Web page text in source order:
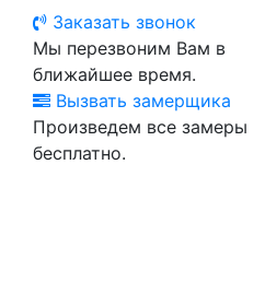
Заказать звонок
Мы перезвоним Вам в
ближайшее время.
Вызвать замерщика
Произведем все замеры
бесплатно.